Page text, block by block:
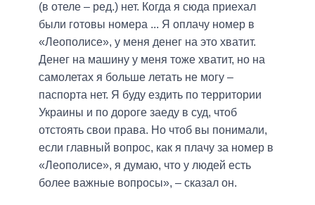
(в отеле – ред.) нет. Когда я сюда приехал
были готовы номера ... Я оплачу номер в
«Леополисе», у меня денег на это хватит.
Денег на машину у меня тоже хватит, но на
самолетах я больше летать не могу –
паспорта нет. Я буду ездить по территории
Украины и по дороге заеду в суд, чтоб
отстоять свои права. Но чтоб вы понимали,
если главный вопрос, как я плачу за номер в
«Леополисе», я думаю, что у людей есть
более важные вопросы», – сказал он.